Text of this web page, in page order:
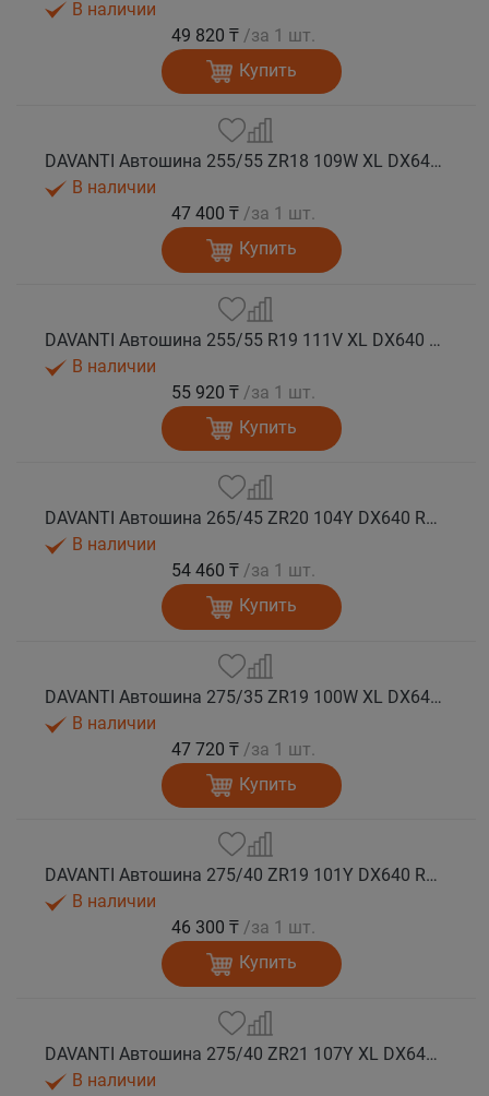
В наличии
49 820 ₸ /за 1 шт.
Купить
DAVANTI Автошина 255/55 ZR18 109W XL DX640 RPR лето
В наличии
47 400 ₸ /за 1 шт.
Купить
DAVANTI Автошина 255/55 R19 111V XL DX640 RPR лето
В наличии
55 920 ₸ /за 1 шт.
Купить
DAVANTI Автошина 265/45 ZR20 104Y DX640 RPR лето
В наличии
54 460 ₸ /за 1 шт.
Купить
DAVANTI Автошина 275/35 ZR19 100W XL DX640 RPR лето (Таиланд)
В наличии
47 720 ₸ /за 1 шт.
Купить
DAVANTI Автошина 275/40 ZR19 101Y DX640 RPR лето
В наличии
46 300 ₸ /за 1 шт.
Купить
DAVANTI Автошина 275/40 ZR21 107Y XL DX640 RPR лето
В наличии